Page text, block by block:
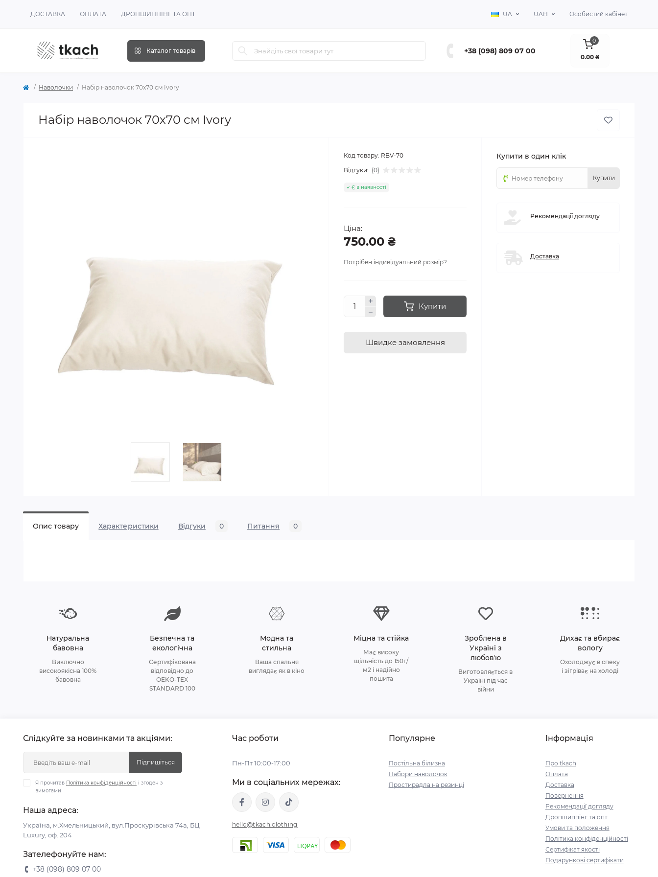
ДОСТАВКА ОПЛАТА ДРОПШИППІНГ ТА ОПТ UA UAH Особистий кабінет
Каталог товарів +38 (098) 809 07 00
0
0.00 ₴
Наволочки Набір наволочок 70х70 см Ivory
Набір наволочок 70х70 см Ivory
Код товару: RBV-70
Відгуки: (0)
Є в наявності
Ціна:
750.00 ₴
Потрібен індивідуальний розмір?
Купити
Швидке замовлення
Купити в один клік
Купити
Рекомендації догляду
Доставка
Опис товару Характеристики Відгуки 0 Питання 0
Натуральна
бавовна
Виключно
високоякісна 100%
бавовна
Безпечна та
екологічна
Сертифікована
відповідно до
OEKO-TEX
STANDARD 100
Модна та
стильна
Ваша спальня
виглядає як в кіно
Міцна та стійка
Має високу
щільність до 150г/
м2 і надійно
пошита
Зроблена в
Україні з
любовʼю
Виготовляється в
Україні під час
війни
Дихає та вбирає
вологу
Охолоджує в спеку
і зігріває на холоді
Слідкуйте за новинками та акціями:
Підпишіться
Я прочитав Політика конфіденційності і згоден з
вимогами
Наша адреса:
Україна, м.Хмельницький, вул.Проскурівська 74а, БЦ
Luxury, оф. 204
Зателефонуйте нам:
+38 (098) 809 07 00
Час роботи
Пн-Пт 10:00-17:00
Ми в соціальних мережах:
hello@tkach.clothing
Популярне
Постільна білизна
Набори наволочок
Простирадла на резинці
Інформація
Про tkach
Оплата
Доставка
Повернення
Рекомендації догляду
Дропшиппінг та опт
Умови та положення
Політика конфіденційності
Сертифікат якості
Подарункові сертифікати